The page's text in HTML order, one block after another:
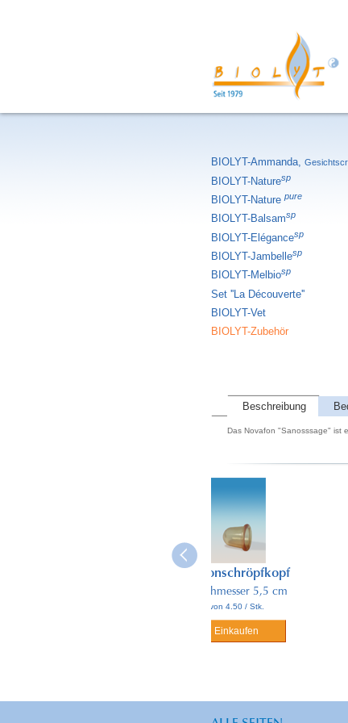
BIOLYT-Ammanda,
BIOLYT-Naturesp
BIOLYT-Naturepure
BIOLYT-Balsamsp
BIOLYT-Elégancesp
BIOLYT-Jambellesp
BIOLYT-Melbiosp
Set ''La Découverte''
BIOLYT-Vet
BIOLYT-Zubehör
Beschreibung
Das Novafon "Sanosssage" ist
Silikonschröpfkopf
Durchmesser 5,5 cm